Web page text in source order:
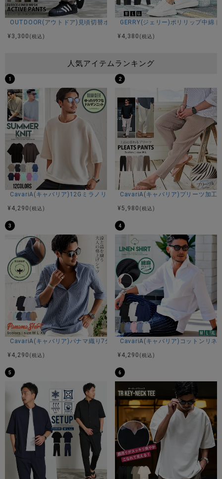
OUTDOOR(アウトドア)見頃切替ポリリップ裏起毛メッシュアクティブテ
¥ 3,300 (税込)
GERRY(ジェリー)ポリリップ中綿
¥ 4,380 (税込)
人気アイテムランキング
1
CavariA(キャバリア)12Gミラノリブクルーネックドルマンハーフスリー
¥ 4,290 (税込)
2
CavariA(キャバリア)プリーツ加工
¥ 5,980 (税込)
3
CavariA(キャバリア)パナマ織り7分袖カプリシャツ/全9色
¥ 4,290 (税込)
4
CavariA(キャバリア)コットンリネ
¥ 4,290 (税込)
5 6